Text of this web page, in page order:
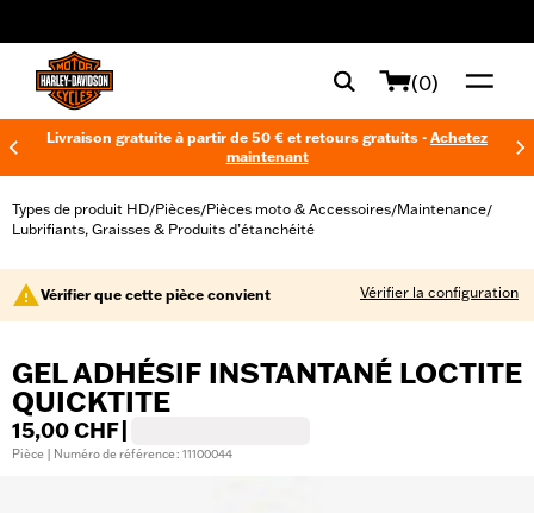
(0)
Livraison gratuite à partir de 50 € et retours gratuits - Achetez
maintenant
Types de produit HD/Pièces/Pièces moto & Accessoires/Maintenance/
Lubrifiants, Graisses & Produits d’étanchéité
Vérifier que cette pièce convient Vérifier la configuration
GEL ADHÉSIF INSTANTANÉ LOCTITE
QUICKTITE
15,00 CHF
Pièce | Numéro de référence : 11100044